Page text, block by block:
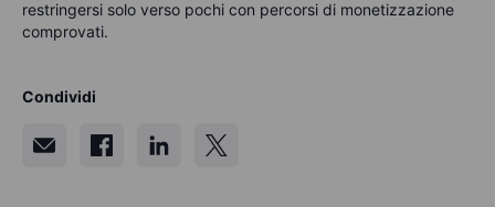
restringersi solo verso pochi con percorsi di monetizzazione
comprovati.
Condividi